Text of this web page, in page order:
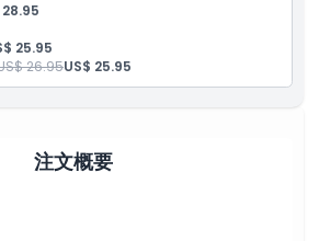
を通じて歴史上最も有名な戦艦のひとつと
くれます。
28.95
25.95
26.95US$ 25.95
注文概要